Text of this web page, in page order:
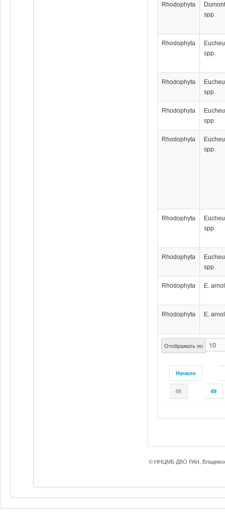
Отображать по
Начало
48 49
Rhodophyta
spp.
Rhodophyta
spp.
Rhodophyta
spp.
Rhodophyta
spp.
Rhodophyta
spp.
Rhodophyta
spp.
Rhodophyta
spp.
Rhodophyta E.
Rhodophyta E.
© ННЦМБ ДВО РАН,